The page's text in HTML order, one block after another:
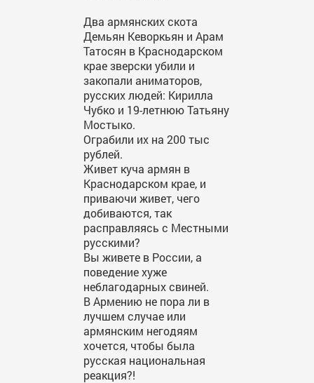
Два армянских скота
Демьян Кеворкьян и Арам
Татосян в Краснодарском
крае зверски убили и
закопали аниматоров,
русских людей: Кирилла
Чубко и 19-летнюю Татьяну
Мостыко.
Ограбили их на 200 тыс
рублей.
Живет куча армян в
Краснодарском крае, и
приваючи живет, чего
добиваются, так
расправляясь с Местными
русскими?
Вы живете в России, а
поведение хуже
неблагодарных свиней.
В Армению не пора ли в
лучшем случае или
армянским негодяям
хочется, чтобы была
русская национальная
реакция?!